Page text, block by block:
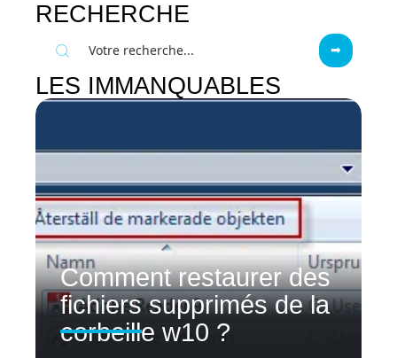
RECHERCHE
LES IMMANQUABLES
Comment restaurer des
fichiers supprimés de la
corbeille w10 ?